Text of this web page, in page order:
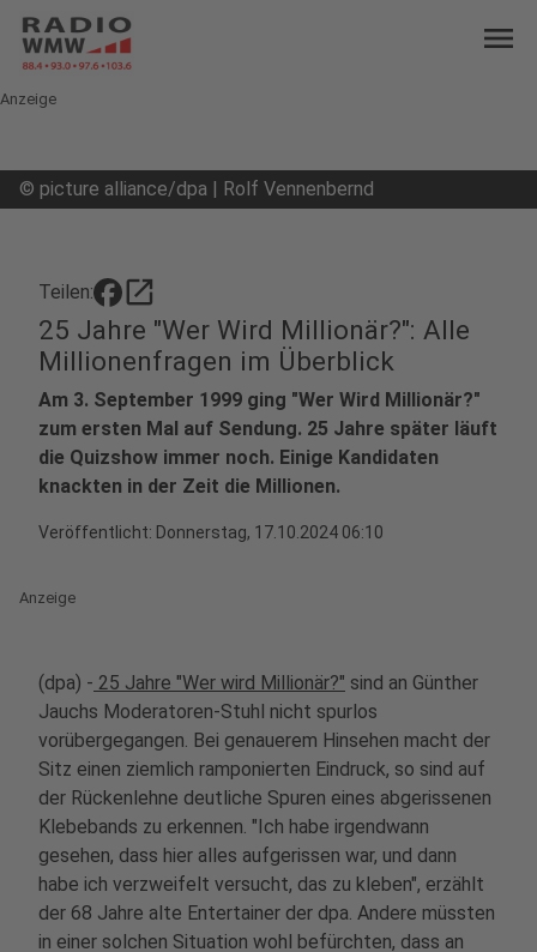
menu
Anzeige
© picture alliance/dpa | Rolf Vennenbernd
Teilen: open_in_new
25 Jahre "Wer Wird Millionär?": Alle
Millionenfragen im Überblick
Am 3. September 1999 ging "Wer Wird Millionär?"
zum ersten Mal auf Sendung. 25 Jahre später läuft
die Quizshow immer noch. Einige Kandidaten
knackten in der Zeit die Millionen.
Veröffentlicht: Donnerstag, 17.10.2024 06:10
Anzeige
(dpa) - 25 Jahre "Wer wird Millionär?" sind an Günther
Jauchs Moderatoren-Stuhl nicht spurlos
vorübergegangen. Bei genauerem Hinsehen macht der
Sitz einen ziemlich ramponierten Eindruck, so sind auf
der Rückenlehne deutliche Spuren eines abgerissenen
Klebebands zu erkennen. "Ich habe irgendwann
gesehen, dass hier alles aufgerissen war, und dann
habe ich verzweifelt versucht, das zu kleben", erzählt
der 68 Jahre alte Entertainer der dpa. Andere müssten
in einer solchen Situation wohl befürchten, dass an